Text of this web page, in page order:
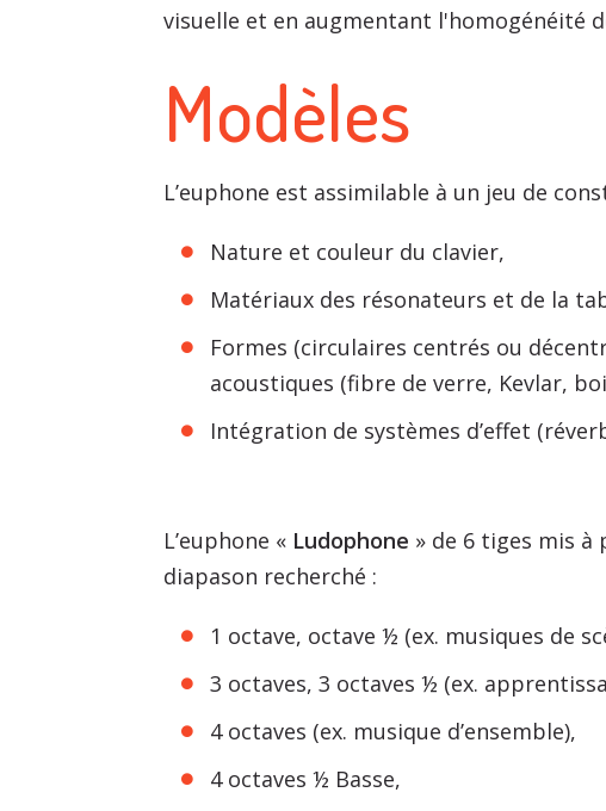
visuelle et en augmentant l'homogénéité
Modèles
L’euphone est assimilable à un jeu de
Nature et couleur du clavier,
Matériaux des résonateurs et de la
Formes (circulaires centrés ou
acoustiques (fibre de verre, Kevlar,
Intégration de systèmes d’effet
L’euphone « Ludophone » de 6 tiges mis à
diapason recherché :
1 octave, octave ½ (ex. musiques de
3 octaves, 3 octaves ½ (ex.
4 octaves (ex. musique d’ensemble),
4 octaves ½ Basse,